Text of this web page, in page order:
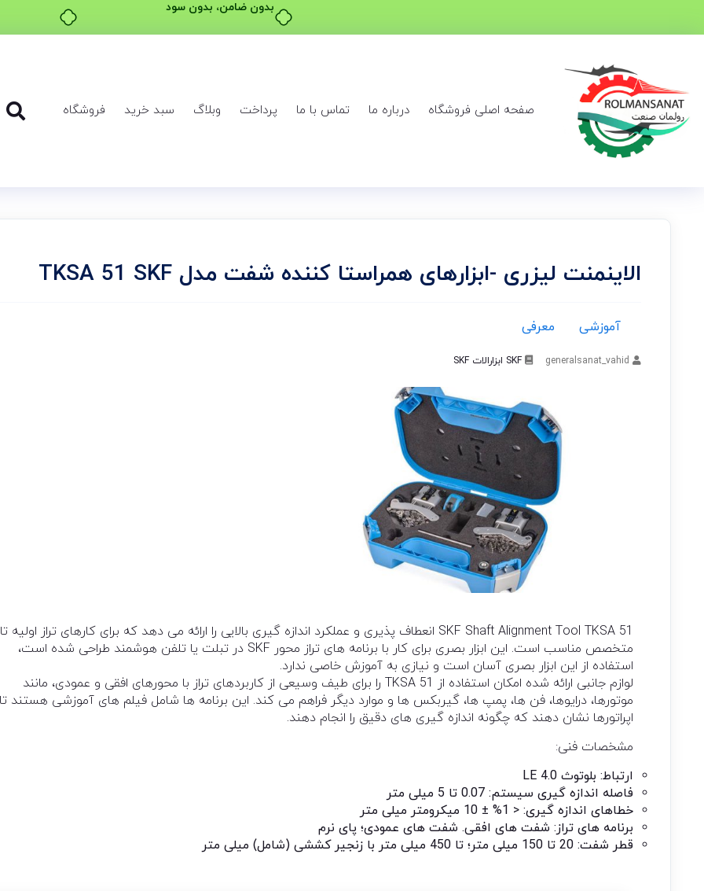
بدون ضامن، بدون سود
صفحه اصلی فروشگاه درباره ما تماس با ما پرداخت وبلاگ سبد خرید فروشگاه
الاینمنت لیزری -ابزارهای همراستا کننده شفت مدل TKSA 51 SKF
آموزشی معرفی
SKF ابزارالات SKF
SKF Shaft Alignment Tool TKSA 51 انعطاف پذیری و عملکرد اندازه گیری بالایی را ارائه می دهد که برای کارهای تراز اولیه تا
متخصص مناسب است. این ابزار بصری برای کار با برنامه های تراز محور SKF در تبلت یا تلفن هوشمند طراحی شده است،
استفاده از این ابزار بصری آسان است و نیازی به آموزش خاصی ندارد.
لوازم جانبی ارائه شده امکان استفاده از TKSA 51 را برای طیف وسیعی از کاربردهای تراز با محورهای افقی و عمودی، مانند
موتورها، درایوها، فن ها، پمپ ها، گیربکس ها و موارد دیگر فراهم می کند. این برنامه ها شامل فیلم های آموزشی هستند
اپراتورها نشان دهند که چگونه اندازه گیری های دقیق را انجام دهند.
مشخصات فنی:
ارتباط: بلوتوث 4.0 LE
فاصله اندازه گیری سیستم: 0.07 تا 5 میلی متر
خطاهای اندازه گیری: < 1% ± 10 میکرومتر میلی متر
برنامه های تراز: شفت های افقی. شفت های عمودی؛ پای نرم
قطر شفت: 20 تا 150 میلی متر؛ تا 450 میلی متر با زنجیر کششی (شامل) میلی متر